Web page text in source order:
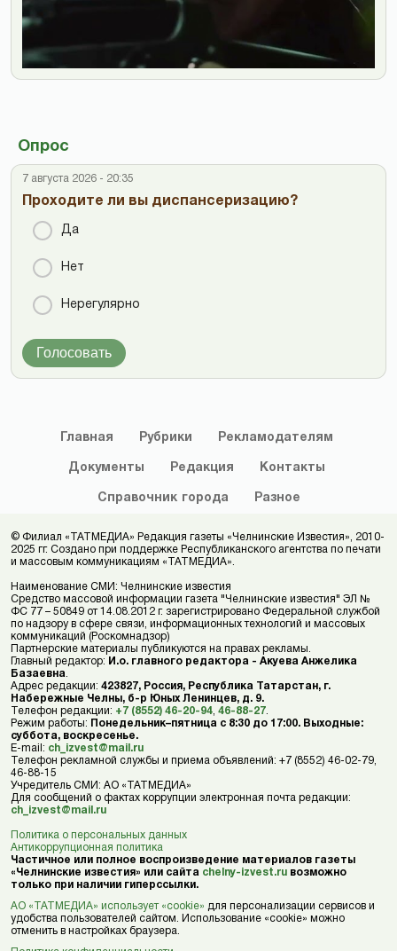
Опрос
7 августа 2026 - 20:35
Проходите ли вы диспансеризацию?
Да
Нет
Нерегулярно
Голосовать
Главная Рубрики Рекламодателям
Документы Редакция Контакты
Справочник города Разное
© Филиал «ТАТМЕДИА» Редакция газеты «Челнинские Известия», 2010-
2025 гг. Создано при поддержке Республиканского агентства по печати
и массовым коммуникациям «ТАТМЕДИА».
Наименование СМИ: Челнинские известия
Средство массовой информации газета "Челнинские известия" ЭЛ №
ФС 77 – 50849 от 14.08.2012 г. зарегистрировано Федеральной службой
по надзору в сфере связи, информационных технологий и массовых
коммуникаций (Роскомнадзор)
Партнерские материалы публикуются на правах рекламы.
Главный редактор: И.о. главного редактора - Акуева Анжелика
Базаевна
Адрес редакции: 423827, Россия, Республика Татарстан, г.
Набережные Челны, б-р Юных Ленинцев, д. 9.
Телефон редакции: +7 (8552) 46-20-94 46-88-27
Режим работы: Понедельник–пятница с 8:30 до 17:00. Выходные:
суббота, воскресенье.
E-mail: ch_izvest@mail.ru
Телефон рекламной службы и приема объявлений: +7 (8552) 46-02-79,
46-88-15
Учредитель СМИ: АО «ТАТМЕДИА»
Для сообщений о фактах коррупции электронная почта редакции:
ch_izvest@mail.ru
Политика о персональных данных
Антикоррупционная политика
Частичное или полное воспроизведение материалов газеты
«Челнинские известия» или сайта chelny-izvest.ru возможно
только при наличии гиперссылки.
АО «ТАТМЕДИА» использует «cookie» для персонализации сервисов и
удобства пользователей сайтом. Использование «cookie» можно
отменить в настройках браузера.